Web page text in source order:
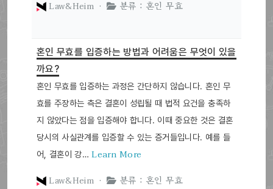
Law&Heim ·
분류 : 혼인 무효
혼인 무효를 입증하는 방법과 어려움은 무엇이 있을
까요?
혼인 무효를 입증하는 과정은 간단하지 않습니다. 혼인 무
효를 주장하는 측은 결혼이 성립될 때 법적 요건을 충족하
지 않았다는 점을 입증해야 합니다. 이때 중요한 것은 결혼
당시의 사실관계를 입증할 수 있는 증거들입니다. 예를 들
어, 결혼이 강…Learn More
Law&Heim ·
분류 : 혼인 무효